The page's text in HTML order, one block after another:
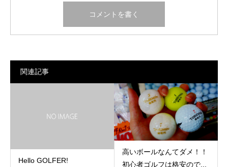
関連記事
Hello GOLFER!
高いボールなんてダメ！！
初心者ゴルフは格安ので...